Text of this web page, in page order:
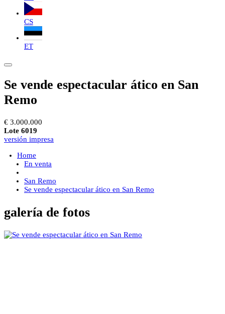
CS
ET
Se vende espectacular ático en San
Remo
€ 3.000.000
Lote 6019
versión impresa
Home
En venta
San Remo
Se vende espectacular ático en San Remo
galería de fotos